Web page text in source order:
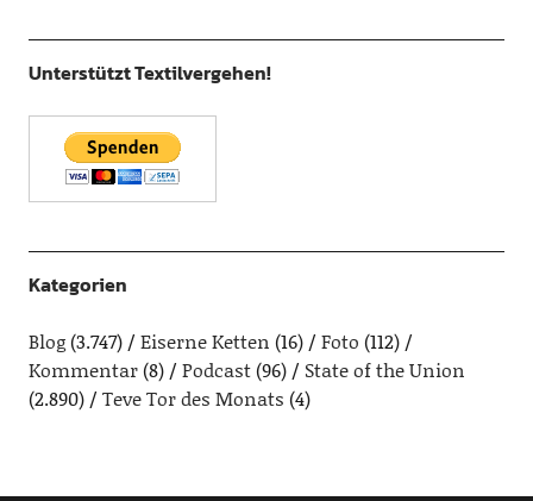
Unterstützt Textilvergehen!
Kategorien
Blog(3.747) Eiserne Ketten (16) Foto (112)
Kommentar(8) Podcast(96)
State of the Union
(2.890)
Teve Tor des Monats (4)